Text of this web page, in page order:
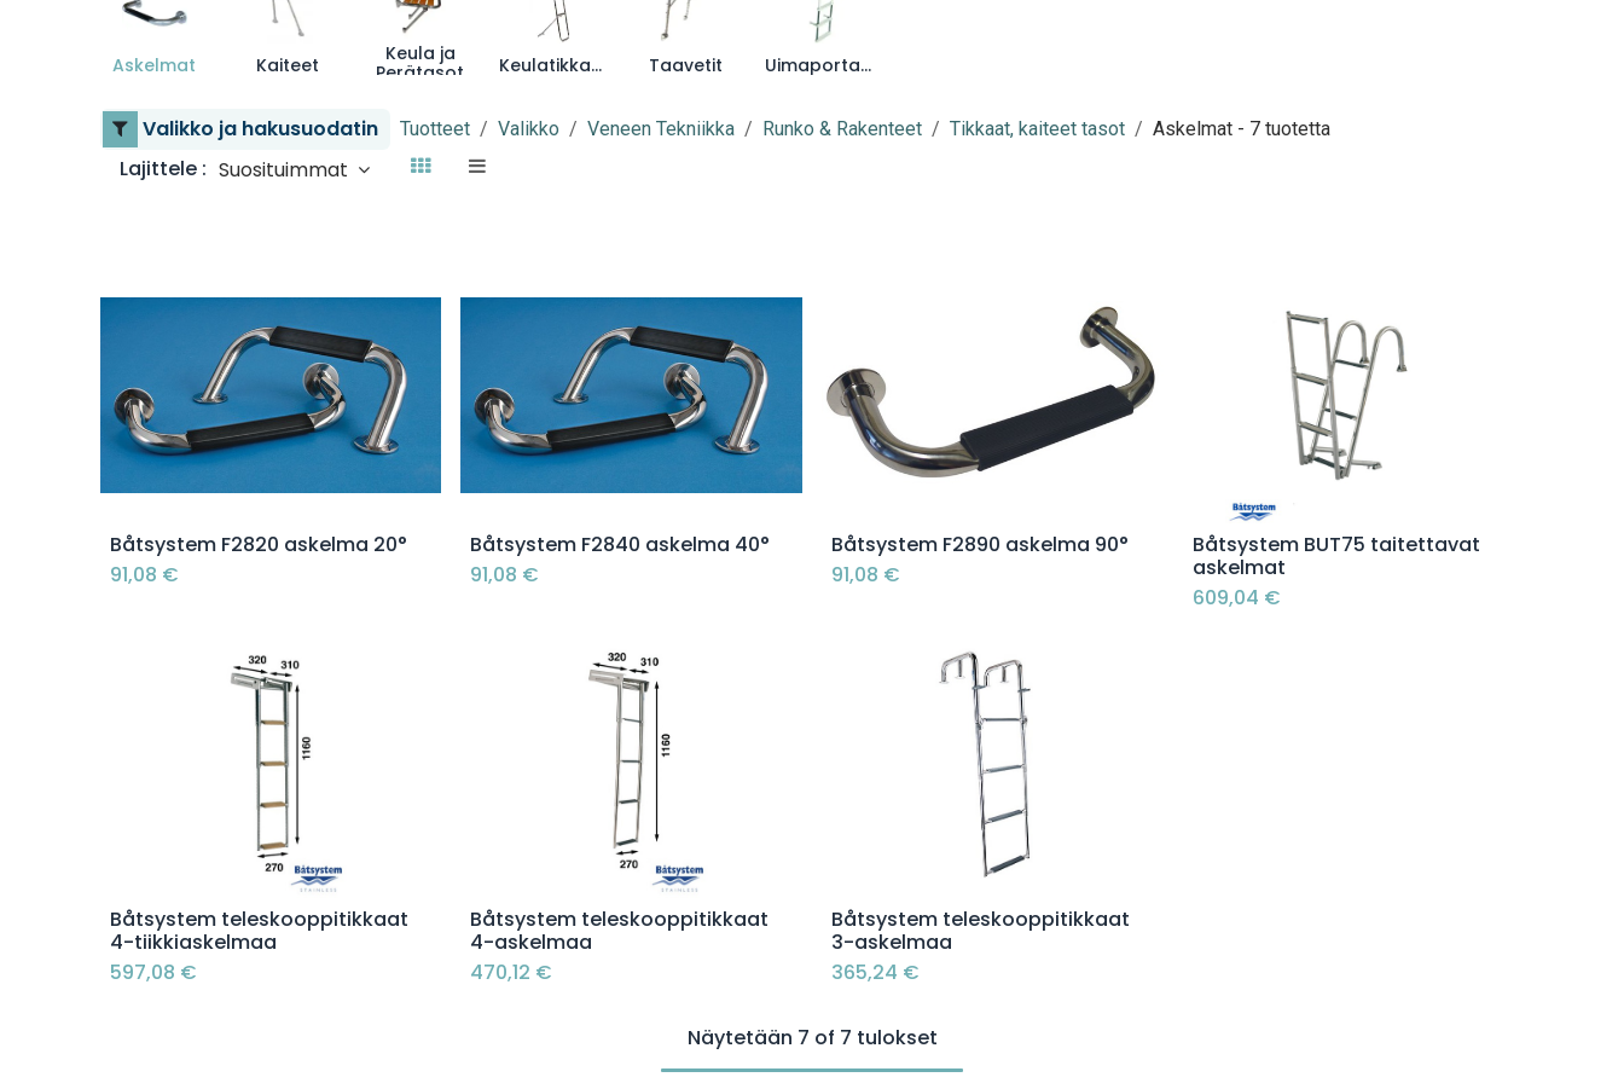
Askelmat Kaiteet
Keula ja
Perätasot
Keulatikkaat Taavetit Uimaportaat
Valikko ja hakusuodatin Tuotteet Valikko Veneen Tekniikka Runko & Rakenteet Tikkaat, kaiteet tasot Askelmat- 7 tuotetta
Lajittele : Suosituimmat
Lisää ostoskoriin
Båtsystem F2820 askelma 20°
91,08 €
Lisää ostoskoriin
Båtsystem F2840 askelma 40°
91,08 €
Lisää ostoskoriin
Båtsystem F2890 askelma 90°
91,08 €
Lisää ostoskoriin
Båtsystem BUT75 taitettavat
askelmat
609,04 €
Lisää ostoskoriin
Båtsystem teleskooppitikkaat
4-tiikkiaskelmaa
597,08 €
Lisää ostoskoriin
Båtsystem teleskooppitikkaat
4-askelmaa
470,12 €
Lisää ostoskoriin
Båtsystem teleskooppitikkaat
3-askelmaa
365,24 €
Näytetään 7 of 7 tulokset